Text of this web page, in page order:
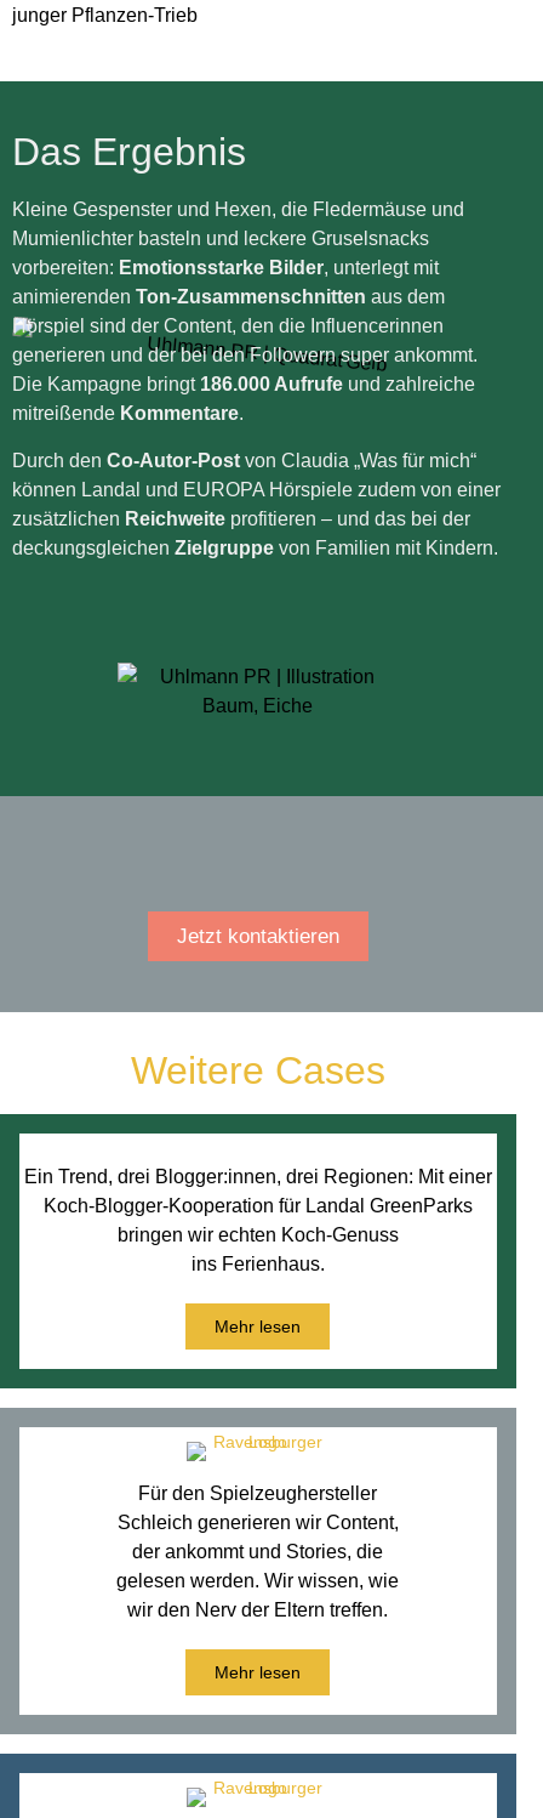
Das Ergebnis
Kleine Gespenster und Hexen, die Fledermäuse und
Mumienlichter basteln und leckere Gruselsnacks
vorbereiten: Emotionsstarke Bilder, unterlegt mit
animierenden Ton-Zusammenschnitten aus dem
Hörspiel sind der Content, den die Influencerinnen
generieren und der bei den Followern super ankommt.
Die Kampagne bringt 186.000 Aufrufe und zahlreiche
mitreißende Kommentare.
Durch den Co-Autor-Post von Claudia „Was für mich“
können Landal und EUROPA Hörspiele zudem von einer
zusätzlichen Reichweite profitieren – und das bei der
deckungsgleichen Zielgruppe von Familien mit Kindern.
Jetzt kontaktieren
Weitere Cases
Ein Trend, drei Blogger:innen, drei Regionen: Mit einer
Koch-Blogger-Kooperation für Landal GreenParks
bringen wir echten Koch-Genuss
ins Ferienhaus.
Mehr lesen
Für den Spielzeughersteller
Schleich generieren wir Content,
der ankommt und Stories, die
gelesen werden. Wir wissen, wie
wir den Nerv ­der Eltern treffen.
Mehr lesen